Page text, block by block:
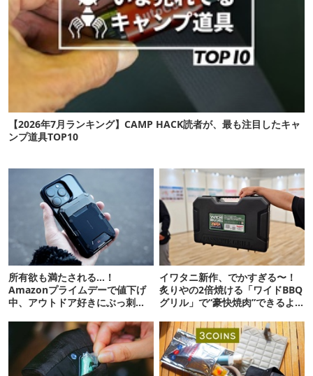
【2026年7月ランキング】CAMP HACK読者が、最も注目したキャ
ンプ道具TOP10
所有欲も満たされる…！
Amazonプライムデーで値下げ
中、アウトドア好きにぶっ刺さ
イワタニ新作、でかすぎる〜！
炙りやの2倍焼ける「ワイドBBQ
グリル」で“豪快焼肉”できるよ